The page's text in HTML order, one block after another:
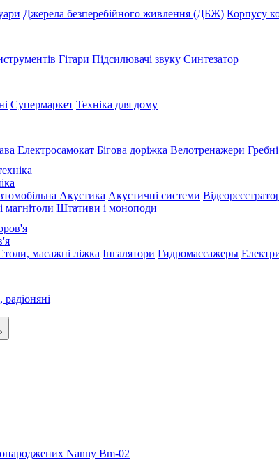
Джерела безперебійного живлення (ДБЖ) Корпусу
Гітари Підсилювачі звуку Синтезатор
Супермаркет Техніка для дому
Електросамокат Бігова доріжка Велотренажери
Акустика Акустичні системи
магнітоли Штативи і моноподи
масажні ліжка Інгалятори Гидромассажеры
радіоняні
Nanny Bm-02